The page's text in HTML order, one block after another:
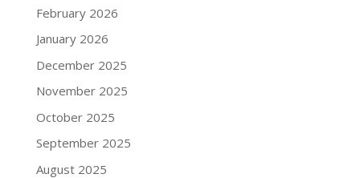
February 2026
January 2026
December 2025
November 2025
October 2025
September 2025
August 2025